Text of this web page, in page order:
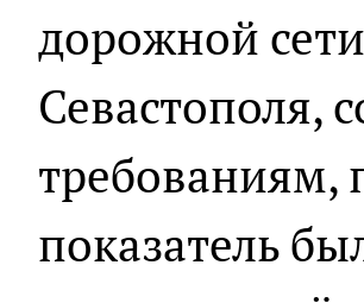
дорожной
Севастополя,
требованиям,
показатель